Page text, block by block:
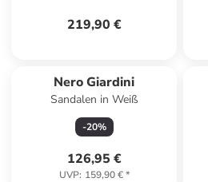
219,90 €
Nero Giardini
Sandalen in Weiß
-20%
126,95 €
UVP: 159,90 €*